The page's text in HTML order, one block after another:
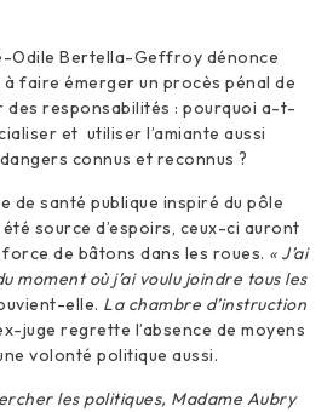
Odile Bertella-Geffroy dénonce
faire émerger un procès pénal de
des responsabilités : pourquoi a-t-
et utiliser l’amiante aussi
connus et reconnus ?
de santé publique inspiré du pôle
source d’espoirs, ceux-ci auront
de bâtons dans les roues. « J’ai
moment où j’ai voulu joindre tous les
elle. La chambre d’instruction
juge regrette l’absence de moyens
volonté politique aussi.
les politiques, Madame Aubry